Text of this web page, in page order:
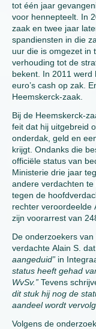
tot één jaar
voor hennepteelt. In
zaak en twee jaar
spandiensten in die
uur die is omgezet in
verhouding tot de
bekent. In 2011 werd
euro’s cash op zak.
Heemskerck-zaak.
Bij de Heemskerck-
feit dat hij uitgebreid
onderdak, geld en
krijgt. Ondanks die
officiële status van
Ministerie drie jaar
andere verdachten
tegen de
rechter veroordeelde
zijn voorarrest van
De onderzoekers
verdachte Alain S. dat
aangeduid” in
status heeft gehad
WvSv.” Tevens
dit stuk hij nog de
aandeel wordt
Volgens de